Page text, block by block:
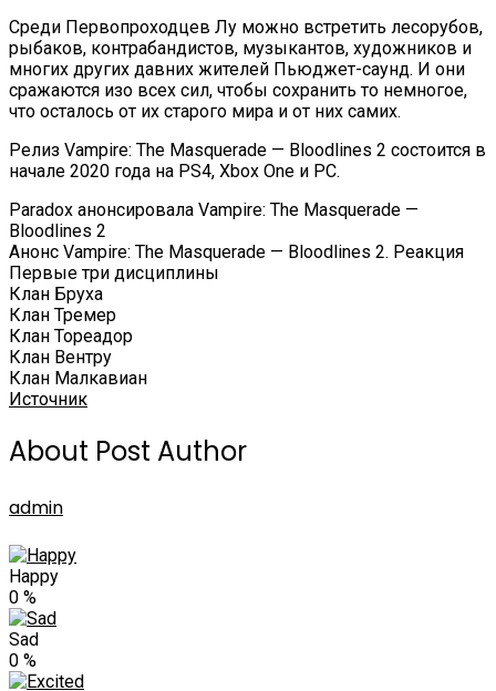
Среди Первопроходцев Лу можно встретить лесорубов,
рыбаков, контрабандистов, музыкантов, художников и
многих других давних жителей Пьюджет-саунд. И они
сражаются изо всех сил, чтобы сохранить то немногое,
что осталось от их старого мира и от них самих.
Релиз Vampire: The Masquerade — Bloodlines 2 состоится в
начале 2020 года на PS4, Xbox One и РС.
Paradox анонсировала Vampire: The Masquerade —
Bloodlines 2
Анонс Vampire: The Masquerade — Bloodlines 2. Реакция
Первые три дисциплины
Клан Бруха
Клан Тремер
Клан Тореадор
Клан Вентру
Клан Малкавиан
Источник
About Post Author
admin
Happy
0 %
Sad
0 %